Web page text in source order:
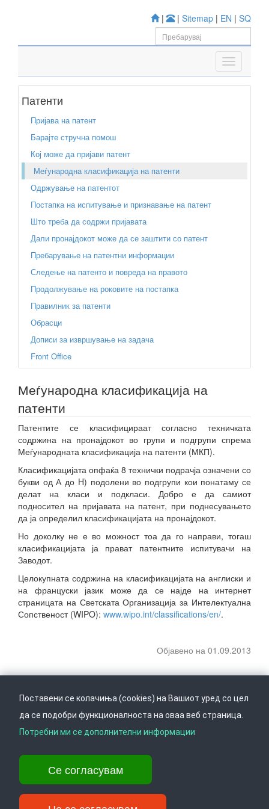
| | Sitemap | EN | SQ
Патенти
Пријава на патент
Барајте стручна помош
Кој може да пријави патент
Меѓународна класификација на патенти
Одржување на патентот
Постапка на испитување и признавање на патент
Што треба да содржи пријавата
Дали пронајдокот може да се заштити со патент
Пребарување на патентни информации
Следење на патенто и повреда на правото
Продолжување на роковите на постапка
Правилник за патенти
Обрасци
Дописи за извршување на задача
Front Office
Меѓународна класификација на
патенти
Патентите се класифицираат согласно техничката
содржина на пронајдокот во групи и подгрупи спрема
Меѓународната класификација на патенти (МКП).
Класификацијата опфаќа 8 технички подрачја означени со
букви од А до H) подолени во подгрупи кои понатаму се
делат на класи и подкласи. Добро е да самиот
подносител на пријавата на патент, при поднесувањето
да ја определил класификацијата на пронајдокот.
Но доколку не е во можност тоа да го направи, тогаш
класификацијата ја прават патентните испитувачи на
Заводот.
Целокупната содржина на класификацијата на англиски и
на француски јазик може да се најде на интернет
страницата на Светската Организација за Интелектуална
Сопственост (WIPO): www.wipo.int/classifications/en/.
Објавено на 01.09.2013
Врати се горе Следете не на
Ул. Даме Груев 14, Катна гаража Беко на 1-виот кат, 1000 Скопје,
Тел: +389 2 3103 601 (641), Факс: +389 2 3137 149 |
info@ippo.gov.mk
Поставени се колачиња (cookies) на Вашиот уред со цел
да се подобри функционалноста на оваа веб страница.
Потребни ми се дополнителни информации
Се согласувам